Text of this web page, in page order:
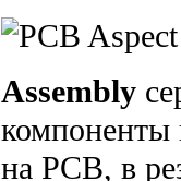
Assembly
компоненты
на PCB, в